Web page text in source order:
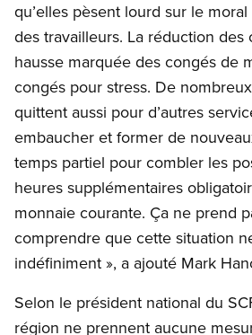
qu’elles pèsent lourd sur le
des travailleurs. La réduction des
hausse marquée des congés de
congés pour stress. De
quittent aussi pour d’autres
embaucher et former de
temps partiel pour combler les
heures supplémentaires
monnaie courante. Ça ne prend
comprendre que cette situation
indéfiniment », a ajouté Mark
Selon le président national du
région ne prennent aucune